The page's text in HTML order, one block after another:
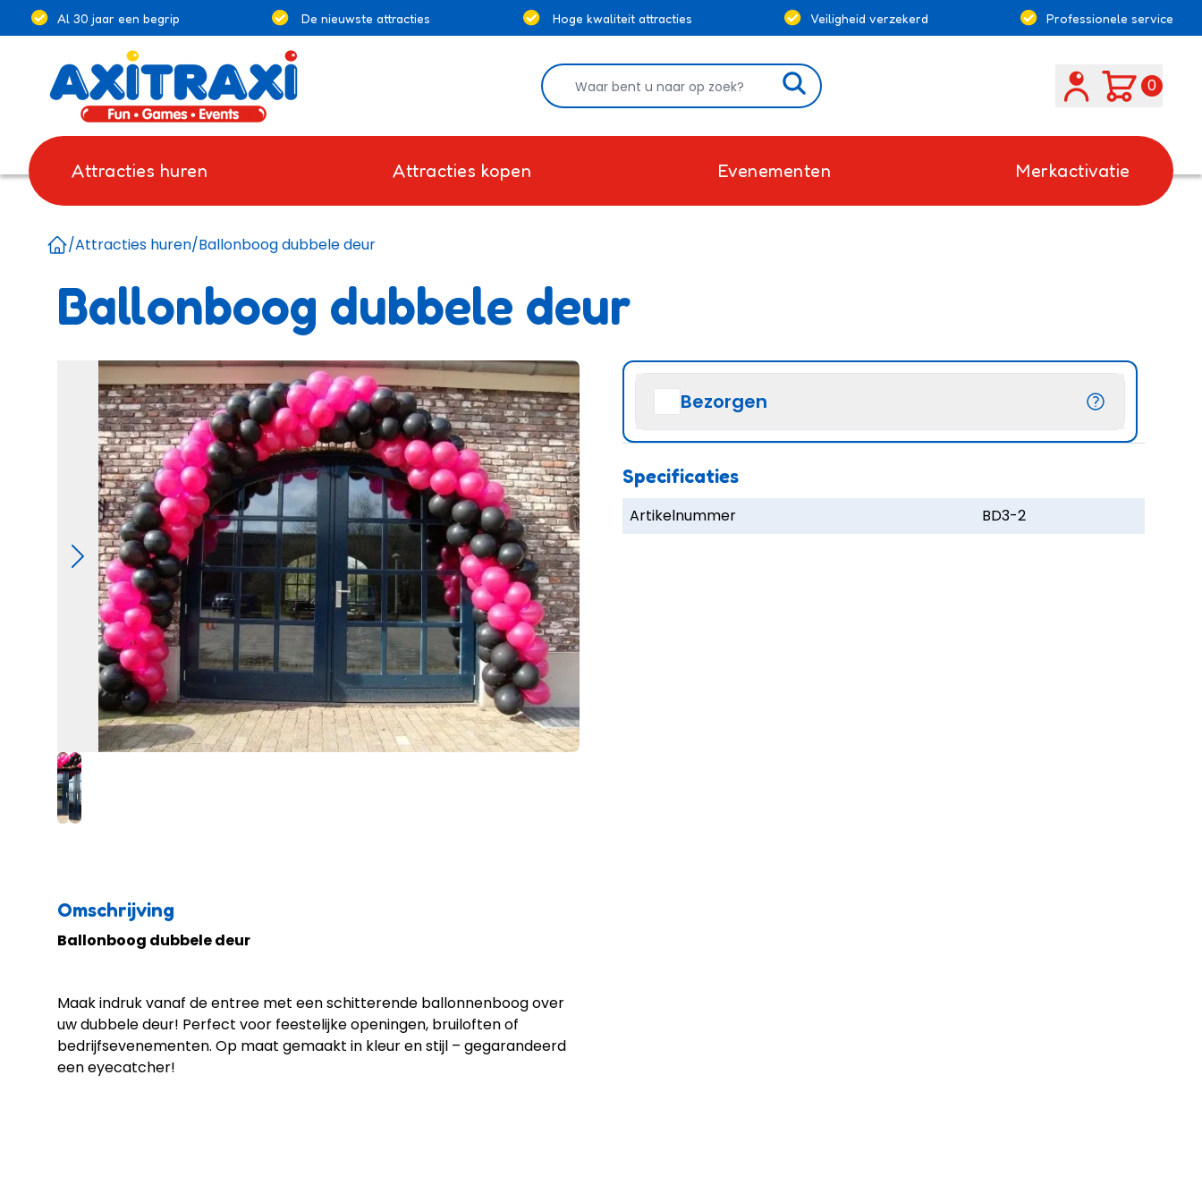
Al 30 jaar een begrip De nieuwste attracties Hoge kwaliteit attracties Veiligheid verzekerd Professionele service
Search 0
Attracties huren Attracties kopen Evenementen Merkactivatie
/Attracties huren/Ballonboog dubbele deur
Ballonboog dubbele deur
Omschrijving
Ballonboog dubbele deur
Maak indruk vanaf de entree met een schitterende ballonnenboog over
uw dubbele deur! Perfect voor feestelijke openingen, bruiloften of
bedrijfsevenementen. Op maat gemaakt in kleur en stijl – gegarandeerd
een eyecatcher!
Bezorgen
Specificaties
Artikelnummer BD3-2